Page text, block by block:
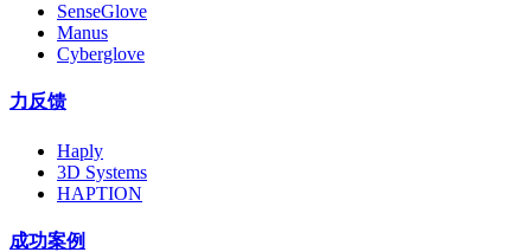
SenseGlove
Manus
Cyberglove
力反馈
Haply
3D Systems
HAPTION
成功案例